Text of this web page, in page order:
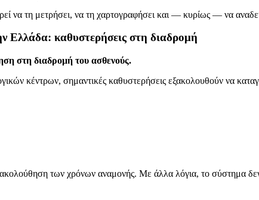
να τη μετρήσει, να τη χαρτογραφήσει και — κυρίως — να
Ελλάδα: καθυστερήσεις στη διαδρομή
στη διαδρομή του ασθενούς.
κέντρων, σημαντικές καθυστερήσεις εξακολουθούν να
των χρόνων αναμονής. Με άλλα λόγια, το σύστημα δεν